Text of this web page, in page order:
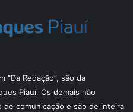
“Da Redação”, são da
Piauí. Os demais não
comunicação e são de inteira